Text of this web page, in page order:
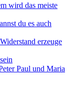
wird das meiste
du es auch
erzeuge
Paul und Maria